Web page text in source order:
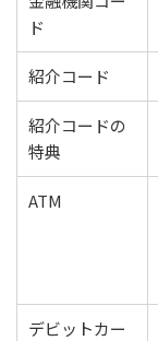
ド
紹介コード
紹介コードの
特典
ATM
デビットカー